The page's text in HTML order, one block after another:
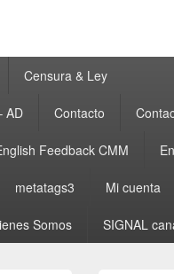
Censura & Ley
AD Contacto
Feedback CMM
metatags3 Mi cuenta
Somos SIGNAL